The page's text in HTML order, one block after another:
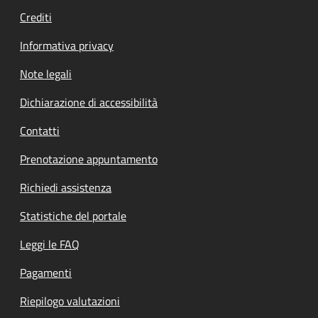
Crediti
Informativa privacy
Note legali
Dichiarazione di accessibilità
Contatti
Prenotazione appuntamento
Richiedi assistenza
Statistiche del portale
Leggi le FAQ
Pagamenti
Riepilogo valutazioni